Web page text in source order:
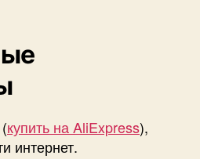
купить на AliExpress),
интернет.